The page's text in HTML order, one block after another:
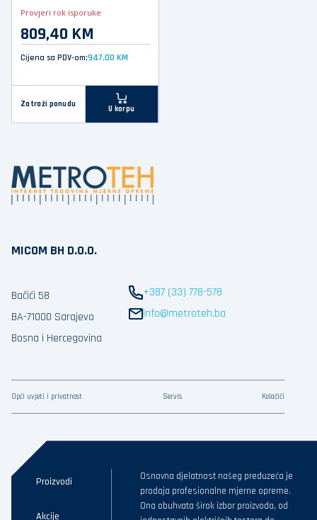
Provjeri rok isporuke
809,40 KM
Cijena sa PDV-om:947,00 KM
Zatraži ponudu
U korpu
MICOM BH D.O.O.
Bačići 58
BA-71000 Sarajevo
Bosna i Hercegovina
+387 (33) 778-578
info@metroteh.ba
Opći uvjeti i privatnost Servis Kolačići
Proizvodi
Akcije
Osnovna djelatnost našeg preduzeća je
prodaja profesionalne mjerne opreme.
Ona obuhvata širok izbor proizvoda, od